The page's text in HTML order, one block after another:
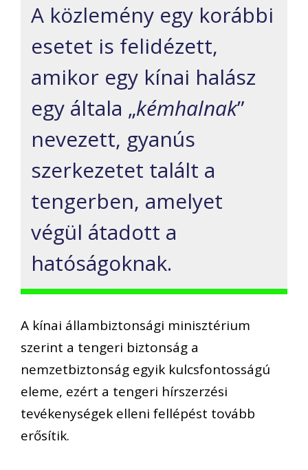
A közlemény egy korábbi
esetet is felidézett,
amikor egy kínai halász
egy általa „kémhalnak”
nevezett, gyanús
szerkezetet talált a
tengerben, amelyet
végül átadott a
hatóságoknak.
A kínai állambiztonsági minisztérium
szerint a tengeri biztonság a
nemzetbiztonság egyik kulcsfontosságú
eleme, ezért a tengeri hírszerzési
tevékenységek elleni fellépést tovább
erősítik.